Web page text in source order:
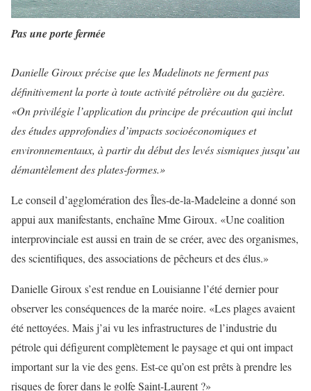
Pas une porte fermée
Danielle Giroux précise que les Madelinots ne ferment pas
définitivement la porte à toute activité pétrolière ou du gazière.
«On privilégie l’application du principe de précaution qui inclut
des études approfondies d’impacts socioéconomiques et
environnementaux, à partir du début des levés sismiques jusqu’au
démantèlement des plates-formes.»
Le conseil d’agglomération des Îles-de-la-Madeleine a donné son
appui aux manifestants, enchaîne Mme Giroux. «Une coalition
interprovinciale est aussi en train de se créer, avec des organismes,
des scientifiques, des associations de pêcheurs et des élus.»
Danielle Giroux s’est rendue en Louisianne l’été dernier pour
observer les conséquences de la marée noire. «Les plages avaient
été nettoyées. Mais j’ai vu les infrastructures de l’industrie du
pétrole qui défigurent complètement le paysage et qui ont impact
important sur la vie des gens. Est-ce qu’on est prêts à prendre les
risques de forer dans le golfe Saint-Laurent ?»